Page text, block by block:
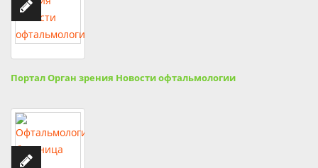
Портал Орган зрения Новости офтальмологии